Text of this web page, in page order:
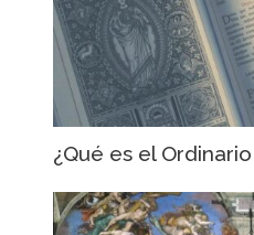
¿Qué es el